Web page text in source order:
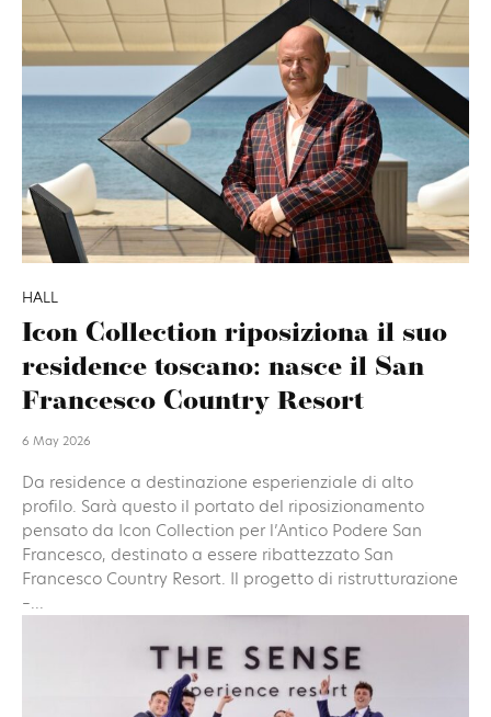
HALL
Icon Collection riposiziona il suo
residence toscano: nasce il San
Francesco Country Resort
6 May 2026
Da residence a destinazione esperienziale di alto
profilo. Sarà questo il portato del riposizionamento
pensato da Icon Collection per l’Antico Podere San
Francesco, destinato a essere ribattezzato San
Francesco Country Resort. Il progetto di ristrutturazione
–...